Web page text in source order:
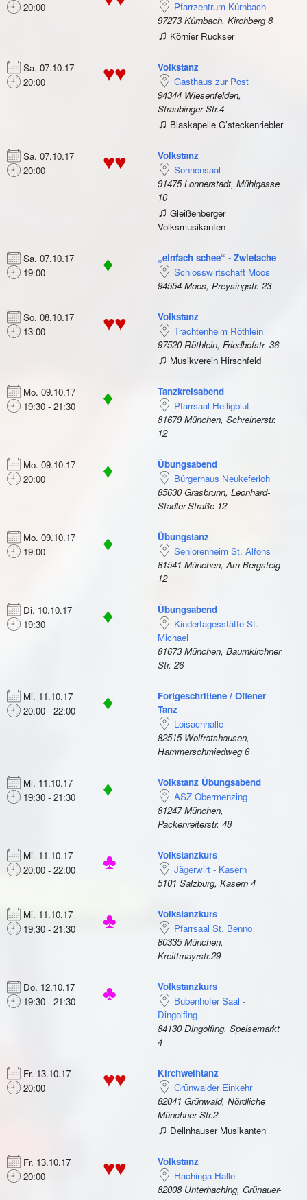
20:00
Pfarrzentrum Kürnbach
97273 Kürnbach, Kirchberg 8
♫ Körnier Ruckser
Sa. 07.10.17
20:00
♥♥
Volkstanz
Gasthaus zur Post
94344 Wiesenfelden,
Straubinger Str.4
♫ Blaskapelle G’steckenriebler
Sa. 07.10.17
20:00
♥♥
Volkstanz
Sonnensaal
91475 Lonnerstadt, Mühlgasse
10
♫ Gleißenberger
Volksmusikanten
Sa. 07.10.17
19:00
♦
„einfach schee“ - Zwiefache
Schlosswirtschaft Moos
94554 Moos, Preysingstr. 23
So. 08.10.17
13:00
♥♥
Volkstanz
Trachtenheim Röthlein
97520 Röthlein, Friedhofstr. 36
♫ Musikverein Hirschfeld
Mo. 09.10.17
19:30 - 21:30
♦
Tanzkreisabend
Pfarrsaal Heiligblut
81679 München, Schreinerstr.
12
Mo. 09.10.17
20:00
♦
Übungsabend
Bürgerhaus Neukeferloh
85630 Grasbrunn, Leonhard-
Stadler-Straße 12
Mo. 09.10.17
19:00
♦
Übungstanz
Seniorenheim St. Alfons
81541 München, Am Bergsteig
12
Di. 10.10.17
19:30
♦
Übungsabend
Kindertagesstätte St.
Michael
81673 München, Baumkirchner
Str. 26
Mi. 11.10.17
20:00 - 22:00
♦
Fortgeschrittene / Offener
Tanz
Loisachhalle
82515 Wolfratshausen,
Hammerschmiedweg 6
Mi. 11.10.17
19:30 - 21:30
♦
Volkstanz Übungsabend
ASZ Obermenzing
81247 München,
Packenreiterstr. 48
Mi. 11.10.17
20:00 - 22:00
♣
Volkstanzkurs
Jägerwirt - Kasern
5101 Salzburg, Kasern 4
Mi. 11.10.17
19:30 - 21:30
♣
Volkstanzkurs
Pfarrsaal St. Benno
80335 München,
Kreittmayrstr.29
Do. 12.10.17
19:30 - 21:30
♣
Volkstanzkurs
Bubenhofer Saal -
Dingolfing
84130 Dingolfing, Speisemarkt
4
Fr. 13.10.17
20:00
♥♥
Kirchweihtanz
Grünwalder Einkehr
82041 Grünwald, Nördliche
Münchner Str.2
♫ Dellnhauser Musikanten
Fr. 13.10.17
20:00
♥♥
Volkstanz
Hachinga-Halle
82008 Unterhaching, Grünauer-